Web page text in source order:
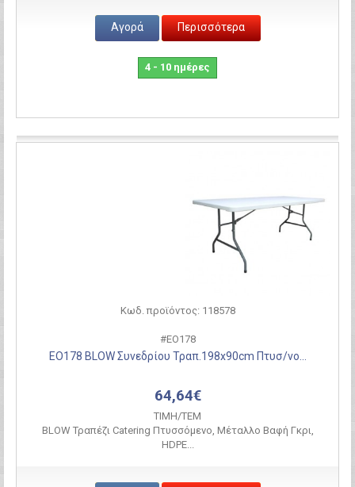
Αγορά Περισσότερα
4 - 10 ημέρες
Κωδ. προϊόντος: 118578
#ΕΟ178
ΕΟ178 BLOW Συνεδρίου Τραπ.198x90cm Πτυσ/νο...
64,64€
ΤΙΜH/ΤΕΜ
BLOW Τραπέζι Catering Πτυσσόμενο, Μέταλλο Βαφή Γκρι,
HDPE...